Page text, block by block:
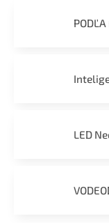
PODĽA
LED